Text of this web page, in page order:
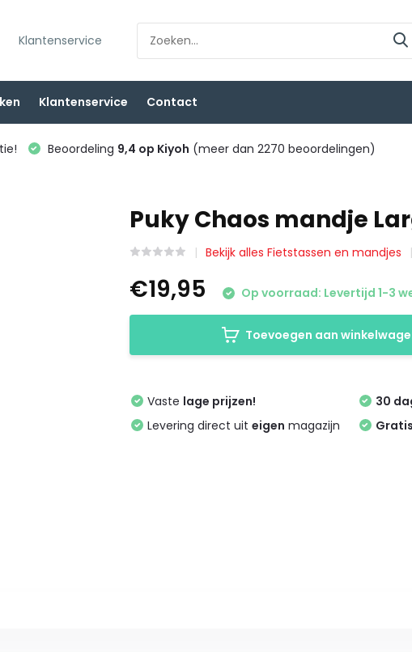
Klantenservice
Klantenservice Contact
Beoordeling 9,4 op Kiyoh (meer dan 2270 beoordelingen)
Puky Chaos mandje
Bekijk alles Fietstassen en mandjes
€19,95 Op voorraad: Levertijd 1-3
Toevoegen aan
Vaste lage prijzen!
Levering direct uiteigen magazijn
30
Gratis